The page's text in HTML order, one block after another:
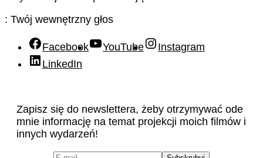
: Twój wewnętrzny głos
Facebook YouTube
Instagram
LinkedIn
Zapisz się do newslettera, żeby otrzymywać ode
mnie informację na temat projekcji moich filmów i
innych wydarzeń!